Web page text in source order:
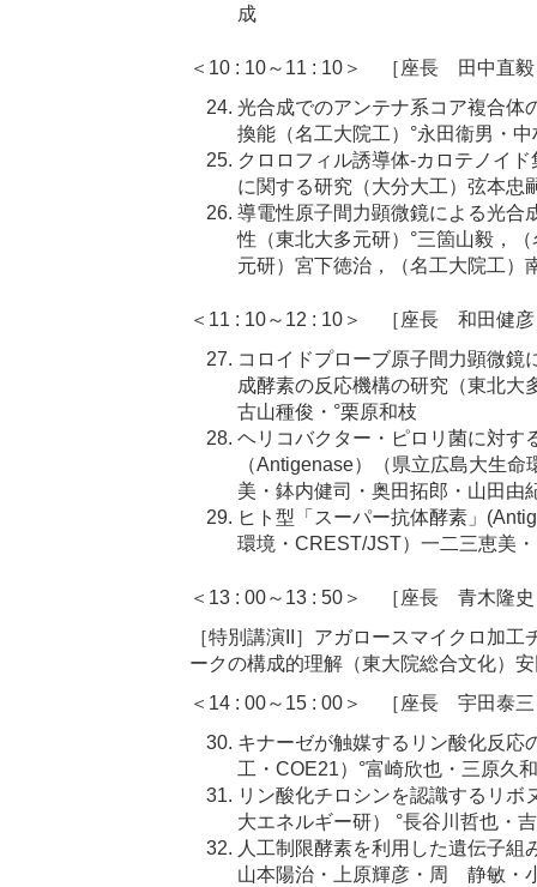
成
＜10 : 10～11 : 10＞ ［座長 田中直
光合成でのアンテナ系コア複合体
換能（名工大院工）°永田衞男・
クロロフィル誘導体-カロテノイ
に関する研究（大分大工）弦本
導電性原子間力顕微鏡による光合
性（東北大多元研）°三箇山毅，
元研）宮下徳治，（名工大院工
＜11 : 10～12 : 10＞ ［座長 和田健
コロイドプローブ原子間力顕微鏡
成酵素の反応機構の研究（東北
古山種俊・°栗原和枝
ヘリコバクター・ピロリ菌に対す
（Antigenase）（県立広島大生
美・鉢内健司・奥田拓郎・山田由
ヒト型「スーパー抗体酵素」
環境・CREST/JST）一二三恵美
＜13 : 00～13 : 50＞ ［座長 青木隆
［特別講演II］アガロースマイクロ加
ークの構成的理解（東大院総合文化）
＜14 : 00～15 : 00＞ ［座長 宇田泰
キナーゼが触媒するリン酸化反応
工・COE21）°富崎欣也・三原久和
リン酸化チロシンを認識するリボ
大エネルギー研） °長谷川哲也
人工制限酵素を利用した遺伝子組
山本陽治・上原輝彦・周 静敏・